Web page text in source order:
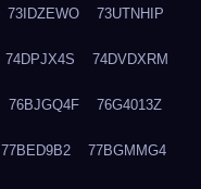
73IDZEWO 73UTNHIP
74DPJX4S 74DVDXRM
76BJGQ4F 76G4013Z
77BED9B2 77BGMMG4